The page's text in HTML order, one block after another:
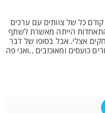
כל של צוותים עם ערכים
הייתה מאשרת לשתף
אצלי. אבל בסופו של דבר
כועסים ומאוכזבים ..ואני פה